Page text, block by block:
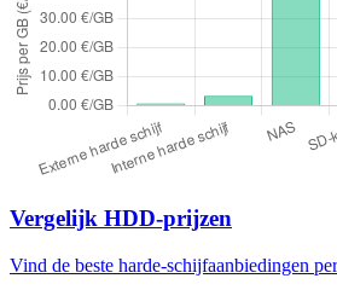
Vergelijk HDD-prijzen
Vind de beste harde-schijfaanbiedingen